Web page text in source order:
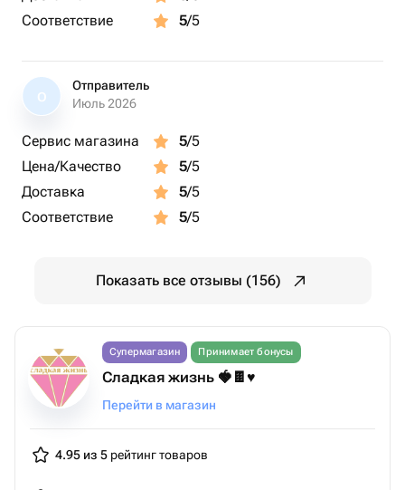
Соответствие
5/5
О
Отправитель
Июль 2026
Сервис магазина 5/5
Цена/Качество
5/5
Доставка
5/5
Соответствие
5/5
Показать все отзывы (156)
Супермагазин Принимает бонусы
Сладкая жизнь 🍓🍫♥️
Перейти в магазин
4.95 из 5 рейтинг товаров